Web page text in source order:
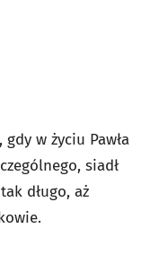
w życiu Pawła
siadł
długo, aż